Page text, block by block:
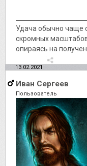
Удача обычно чаще
скромных
опираясь на
13.02.2021
Иван Сергеев
Пользователь